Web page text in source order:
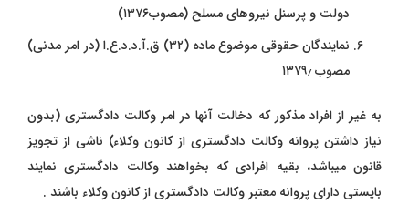
دولت و پرسنل نیروهای مسلح (مصوب۱۳۷۶)
نمایندگان حقوقی موضوع ماده (۳۲) ق.آ.د.د.ع.ا (در امر مدنی)
مصوب ۱۳۷۹٫
به غیر از افراد مذکور که دخالت آنها در امر وکالت دادگستری (بدون
نیاز داشتن پروانه وکالت دادگستری از کانون وکلاء) ناشی از تجویز
قانون میباشد، بقیه افرادی که بخواهند وکالت دادگستری نمایند
بایستی دارای پروانه معتبر وکالت دادگستری از کانون وکلاء باشند .